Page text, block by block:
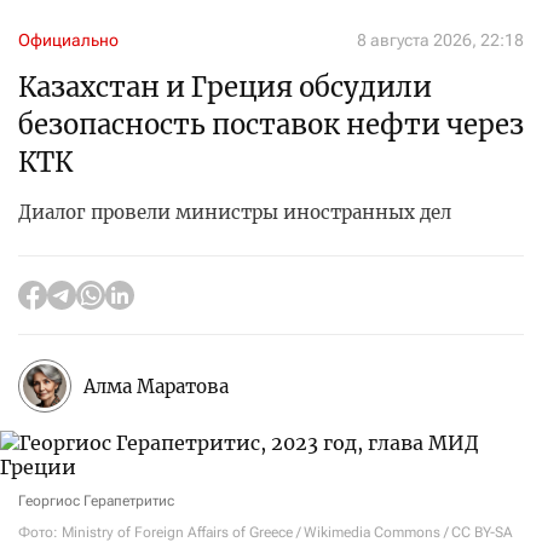
Официально 8 августа 2026, 22:18
Казахстан и Греция обсудили
безопасность поставок нефти через
КТК
Диалог провели министры иностранных дел
Алма Маратова
Георгиос Герапетритис
Фото: Ministry of Foreign Affairs of Greece / Wikimedia Commons / CC BY-SA